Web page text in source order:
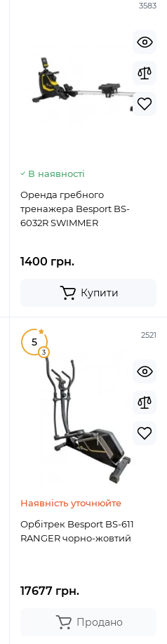
3583
В наявності
Оренда гребного
тренажера Besport BS-
6032R SWIMMER
1400 грн.
Купити
2521
5
3
Наявність уточнюйте
Орбітрек Besport BS-611
RANGER чорно-жовтий
17677 грн.
Продано